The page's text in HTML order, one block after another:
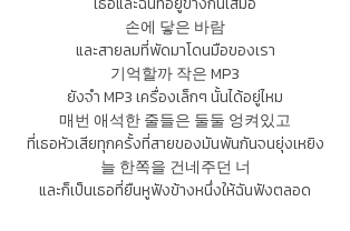
손에 닿은 바람
และสายลมที่พัดมาโดนมือของเรา
기억할까 작은 MP3
ยังจำ MP3 เครื่องเล็กๆ นั้นได้อยู่ไหม
매번 애석한 줄들은 둘둘 엉켜있고
ที่เธอหัวเสียทุกครั้งที่สายของมันพันกันจนยุ่งเหยิง
늘 한쪽을 건네주던 너
และก็เป็นเธอที่ยืนหูฟังข้างหนึ่งให้ฉันฟังตลอด